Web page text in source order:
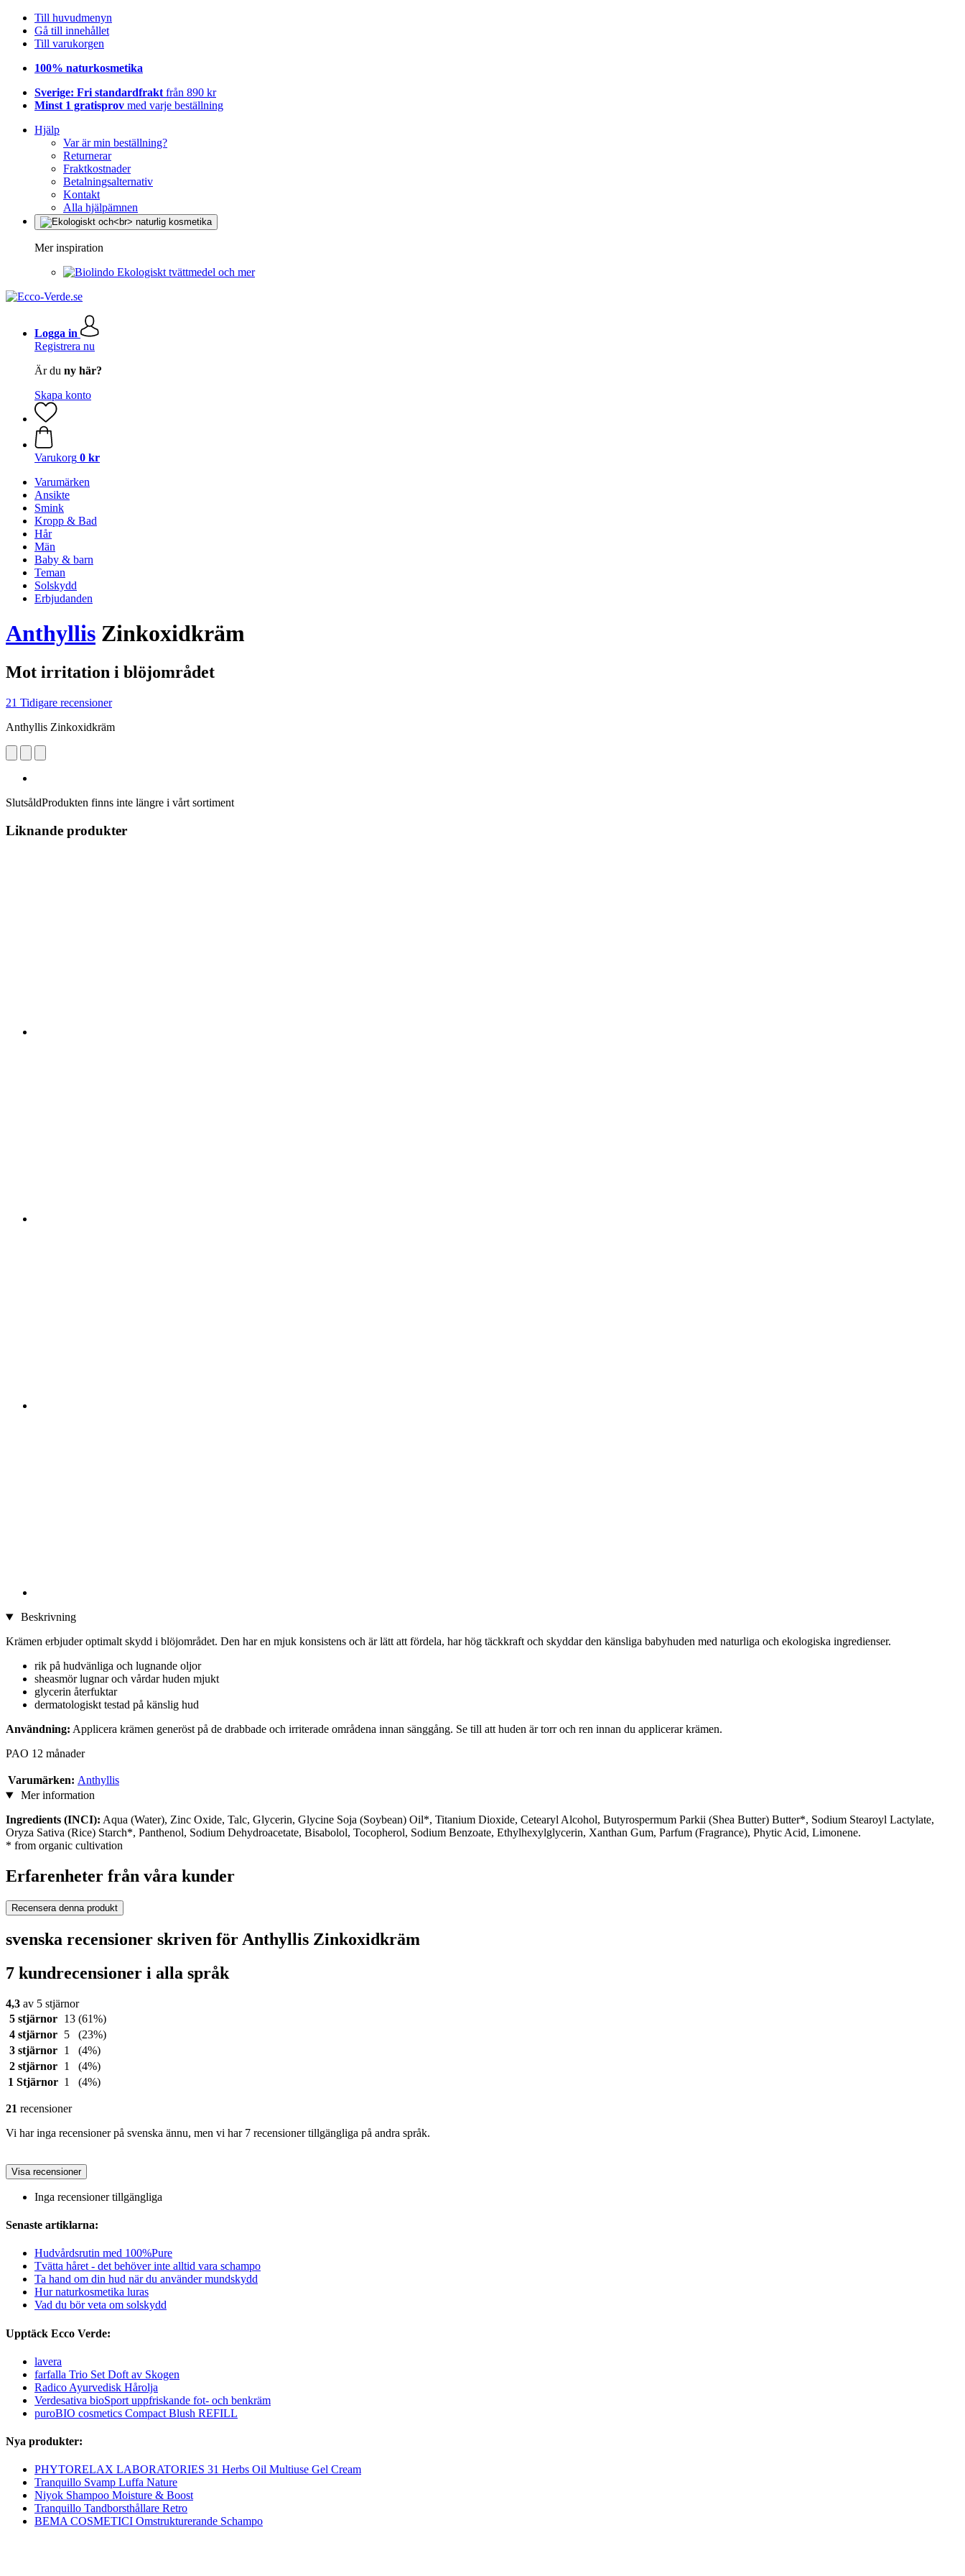
Till huvudmenyn
Gå till innehållet
Till varukorgen
100% naturkosmetika
Sverige: Fri standardfrakt från 890 kr
Minst 1 gratisprov med varje beställning
Hjälp
Var är min beställning?
Returnerar
Fraktkostnader
Betalningsalternativ
Kontakt
Alla hjälpämnen
Mer inspiration
Ekologiskt tvättmedel och mer
Logga in
Registrera nu
Är du ny här?
Skapa konto
Varukorg 0 kr
Varumärken
Ansikte
Smink
Kropp & Bad
Hår
Män
Baby & barn
Teman
Solskydd
Erbjudanden
Anthyllis Zinkoxidkräm
Mot irritation i blöjområdet
21 Tidigare recensioner
Anthyllis Zinkoxidkräm
SlutsåldProdukten finns inte längre i vårt sortiment
Liknande produkter
Beskrivning
Krämen erbjuder optimalt skydd i blöjområdet. Den har en mjuk konsistens och är lätt att fördela, har hög täckkraft och skyddar den känsliga babyhuden med naturliga och ekologiska ingredienser.
rik på hudvänliga och lugnande oljor
sheasmör lugnar och vårdar huden mjukt
glycerin återfuktar
dermatologiskt testad på känslig hud
Användning: Applicera krämen generöst på de drabbade och irriterade områdena innan sänggång. Se till att huden är torr och ren innan du applicerar krämen.
PAO 12 månader
Varumärken: Anthyllis
Mer information
Ingredients (INCI): Aqua (Water), Zinc Oxide, Talc, Glycerin, Glycine Soja (Soybean) Oil*, Titanium Dioxide, Cetearyl Alcohol, Butyrospermum Parkii (Shea Butter) Butter*, Sodium Stearoyl Lactylate,
Oryza Sativa (Rice) Starch*, Panthenol, Sodium Dehydroacetate, Bisabolol, Tocopherol, Sodium Benzoate, Ethylhexylglycerin, Xanthan Gum, Parfum (Fragrance), Phytic Acid, Limonene.
* from organic cultivation
Erfarenheter från våra kunder
Recensera denna produkt
svenska recensioner skriven för Anthyllis Zinkoxidkräm
7 kundrecensioner i alla språk
4,3 av 5 stjärnor
5 stjärnor
13 (61%)
4 stjärnor
5
(23%)
3 stjärnor
1
(4%)
2 stjärnor
1
(4%)
1 Stjärnor 1 (4%)
21 recensioner
Vi har inga recensioner på svenska ännu, men vi har 7 recensioner tillgängliga på andra språk.
Visa recensioner
Inga recensioner tillgängliga
Senaste artiklarna:
Hudvårdsrutin med 100%Pure
Tvätta håret - det behöver inte alltid vara schampo
Ta hand om din hud när du använder mundskydd
Hur naturkosmetika luras
Vad du bör veta om solskydd
Upptäck Ecco Verde:
lavera
farfalla Trio Set Doft av Skogen
Radico Ayurvedisk Hårolja
Verdesativa bioSport uppfriskande fot- och benkräm
puroBIO cosmetics Compact Blush REFILL
Nya produkter:
PHYTORELAX LABORATORIES 31 Herbs Oil Multiuse Gel Cream
Tranquillo Svamp Luffa Nature
Niyok Shampoo Moisture & Boost
Tranquillo Tandborsthållare Retro
BEMA COSMETICI Omstrukturerande Schampo